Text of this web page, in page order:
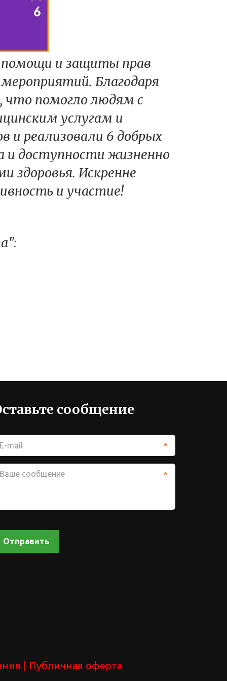
помощи и защиты прав
Благодаря
что помогло людям с
услугам и
и реализовали 6 добрых
и доступности жизненно
здоровья. Искренне
и участие!
сообщение
*
*
Отправить
Публичная оферта